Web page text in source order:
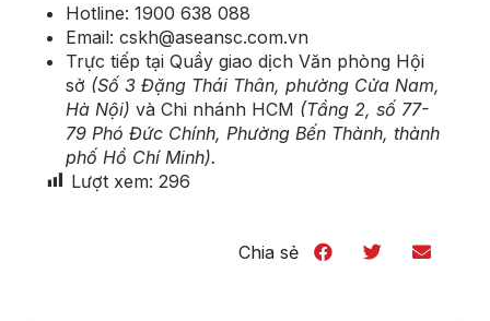
Hotline: 1900 638 088
Email: cskh@aseansc.com.vn
Trực tiếp tại Quầy giao dịch Văn phòng Hội
sở (Số 3 Đặng Thái Thân, phường Cửa Nam,
Hà Nội) và Chi nhánh HCM (Tầng 2, số 77-
79 Phó Đức Chính, Phường Bến Thành, thành
phố Hồ Chí Minh).
Lượt xem: 296
Chia sẻ